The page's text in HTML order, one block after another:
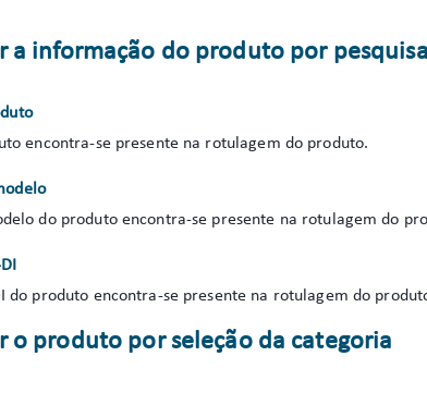
a informação do produto por pesquisa
encontra-se presente na rotulagem do produto.
do produto encontra-se presente na rotulagem do
do produto encontra-se presente na rotulagem do
o produto por seleção da categoria